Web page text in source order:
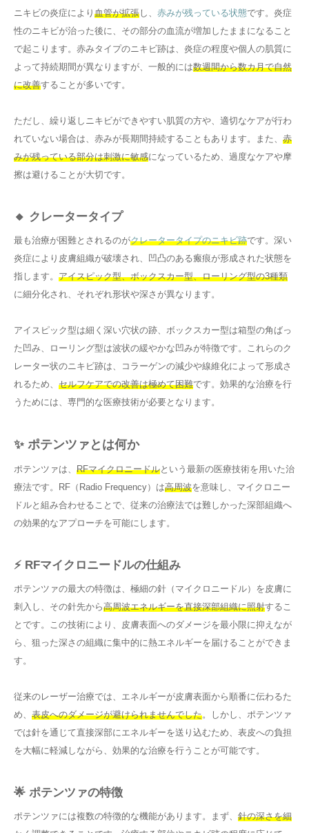
ニキビの炎症により 血管が拡張 し、 赤みが残っている状態です。炎症
性のニキビが治った後に、その部分の血流が増加したままになること
で起こります。赤みタイプのニキビ跡は、炎症の程度や個人の肌質に
よって持続期間が異なりますが、一般的には数週間から数カ月で自然
に改善することが多いです。
ただし、繰り返しニキビができやすい肌質の方や、適切なケアが行わ
れていない場合は、赤みが長期間持続することもあります。また、 赤
みが残っている部分は刺激に敏感になっているため、過度なケアや摩
擦は避けることが大切です。
🔸 クレータータイプ
最も治療が困難とされるのがクレータータイプのニキビ跡です。深い
炎症により皮膚組織が破壊され、凹凸のある瘢痕が形成された状態を
指します。 アイスピック型、ボックスカー型、ローリング型の3種類
に細分化され、それぞれ形状や深さが異なります。
アイスピック型は細く深い穴状の跡、ボックスカー型は箱型の角ばっ
た凹み、ローリング型は波状の緩やかな凹みが特徴です。これらのク
レーター状のニキビ跡は、コラーゲンの減少や線維化によって形成さ
れるため、 セルフケアでの改善は極めて困難です。効果的な治療を行
うためには、専門的な医療技術が必要となります。
✨ ポテンツァとは何か
ポテンツァは、 RFマイクロニードルという最新の医療技術を用いた治
療法です。RF（Radio Frequency）は高周波を意味し、マイクロニー
ドルと組み合わせることで、従来の治療法では難しかった深部組織へ
の効果的なアプローチを可能にします。
⚡ RFマイクロニードルの仕組み
ポテンツァの最大の特徴は、極細の針（マイクロニードル）を皮膚に
刺入し、その針先から高周波エネルギーを直接深部組織に照射するこ
とです。この技術により、皮膚表面へのダメージを最小限に抑えなが
ら、狙った深さの組織に集中的に熱エネルギーを届けることができま
す。
従来のレーザー治療では、エネルギーが皮膚表面から順番に伝わるた
め、 表皮へのダメージが避けられませんでした。しかし、ポテンツァ
では針を通じて直接深部にエネルギーを送り込むため、表皮への負担
を大幅に軽減しながら、効果的な治療を行うことが可能です。
🌟 ポテンツァの特徴
ポテンツァには複数の特徴的な機能があります。まず、 針の深さを細